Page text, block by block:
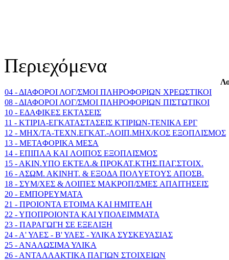
Περιεχόμενα
04 - ΔΙΑΦΟΡΟΙ ΛΟΓ/ΣΜΟΙ ΠΛΗΡΟΦΟΡΙΩΝ ΧΡΕΩΣΤΙΚΟΙ
08 - ΔΙΑΦΟΡΟΙ ΛΟΓ/ΣΜΟΙ ΠΛΗΡΟΦΟΡΙΩΝ ΠΙΣΤΩΤΙΚΟΙ
10 - EΔAΦIKEΣ EKTAΣEIΣ
11 - KTIPIA-EΓKATAΣTAΣEIΣ KTIPIΩN-TENIKA EPΓ
12 - MHX/TA-TEXN.EΓKAT.-ΛOIΠ.MHX/KOΣ EΞOΠΛIΣΜΟΣ
13 - METAΦOPIKA MEΣA
14 - EΠIΠΛA KAI ΛOIΠOΣ EΞOΠΛIΣMOΣ
15 - AKIN.YΠO EKTEΛ.& ΠPOKAT.KTHΣ.ΠAΓ.ΣTOIX.
16 - AΣΩM. AKINHT. & EΞOΔA ΠOΛYETOYΣ AΠOΣB.
18 - ΣYM/XEΣ & ΛOIΠEΣ MAKPOΠ/ΣMEΣ AΠAITHΣEIΣ
20 - ΕΜΠΟΡΕΥΜΑΤΑ
21 - ΠΡΟΙΟΝΤΑ ΕΤΟΙΜΑ ΚΑΙ ΗΜΙΤΕΛΗ
22 - ΥΠΟΠΡΟΙΟΝΤΑ ΚΑΙ ΥΠΟΛΕΙΜΜΑΤΑ
23 - ΠΑΡΑΓΩΓΗ ΣΕ ΕΞΕΛΙΞΗ
24 - Α' ΥΛΕΣ - Β' ΥΛΕΣ - ΥΛΙΚΑ ΣΥΣΚΕΥΑΣΙΑΣ
25 - ΑΝΑΛΩΣΙΜΑ ΥΛΙΚΑ
26 - ΑΝΤΑΛΛΑΚΤΙΚΑ ΠΑΓΙΩΝ ΣΤΟΙΧΕΙΩΝ